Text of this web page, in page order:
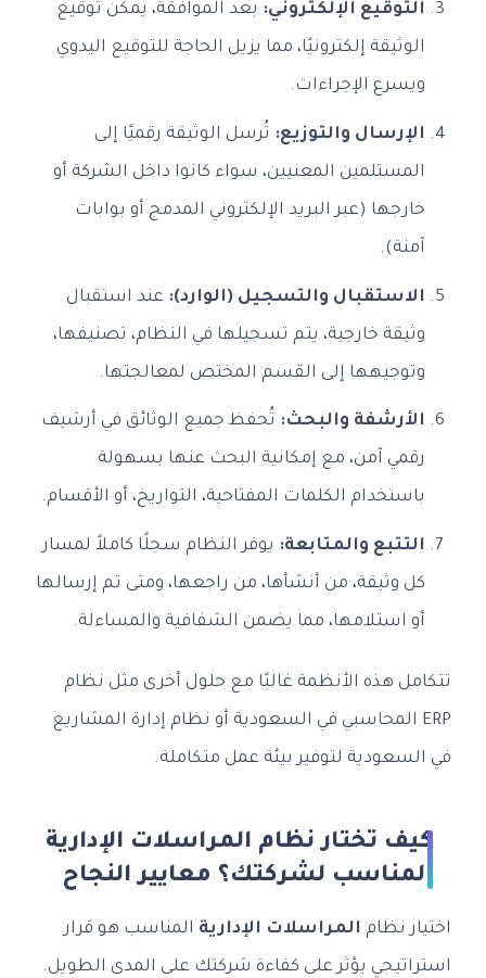
التوقيع الإلكتروني: بعد الموافقة، يمكن توقيع
الوثيقة إلكترونيًا، مما يزيل الحاجة للتوقيع اليدوي
ويسرع الإجراءات.
الإرسال والتوزيع: تُرسل الوثيقة رقميًا إلى
المستلمين المعنيين، سواء كانوا داخل الشركة أو
خارجها (عبر البريد الإلكتروني المدمج أو بوابات
آمنة).
الاستقبال والتسجيل (الوارد): عند استقبال
وثيقة خارجية، يتم تسجيلها في النظام، تصنيفها،
وتوجيهها إلى القسم المختص لمعالجتها.
الأرشفة والبحث: تُحفظ جميع الوثائق في أرشيف
رقمي آمن، مع إمكانية البحث عنها بسهولة
باستخدام الكلمات المفتاحية، التواريخ، أو الأقسام.
التتبع والمتابعة: يوفر النظام سجلًا كاملاً لمسار
كل وثيقة، من أنشأها، من راجعها، ومتى تم إرسالها
أو استلامها، مما يضمن الشفافية والمساءلة.
تتكامل هذه الأنظمة غالبًا مع حلول أخرى مثل نظام
ERP المحاسبي في السعودية أو نظام إدارة المشاريع
في السعودية لتوفير بيئة عمل متكاملة.
كيف تختار نظام المراسلات الإدارية
المناسب لشركتك؟ معايير النجاح
اختيار نظام المراسلات الإدارية المناسب هو قرار
استراتيجي يؤثر على كفاءة شركتك على المدى الطويل.